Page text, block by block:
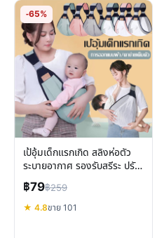
-65%
เป้อุ้มเด็กแรกเกิด สลิงห่อตัว
ระบายอากาศ รองรับสรีระ ปรับ
ได้ คล่องตัว
฿79฿259
★ 4.8ขาย 101